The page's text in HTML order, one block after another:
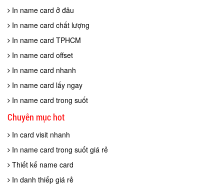
In name card ở đâu
In name card chất lượng
In name card TPHCM
In name card offset
In name card nhanh
In name card lấy ngay
In name card trong suốt
Chuyên mục hot
In card visit nhanh
In name card trong suốt giá rẻ
Thiết kế name card
In danh thiếp giá rẻ